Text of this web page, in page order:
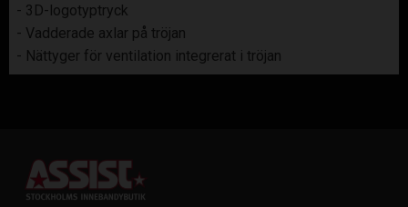
- 3D-logotyptryck
- Vadderade axlar på tröjan
- Nättyger för ventilation integrerat i tröjan